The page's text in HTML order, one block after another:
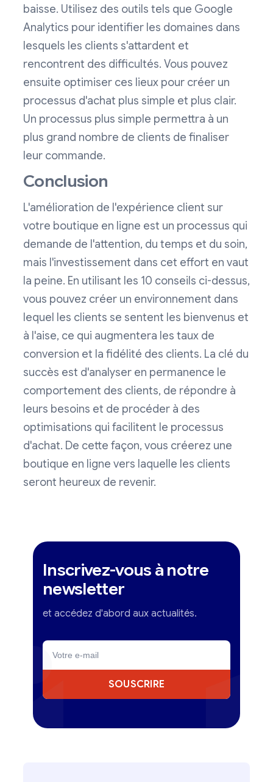
baisse. Utilisez des outils tels que Google
Analytics pour identifier les domaines dans
lesquels les clients s'attardent et
rencontrent des difficultés. Vous pouvez
ensuite optimiser ces lieux pour créer un
processus d'achat plus simple et plus clair.
Un processus plus simple permettra à un
plus grand nombre de clients de finaliser
leur commande.
Conclusion
L'amélioration de l'expérience client sur
votre boutique en ligne est un processus qui
demande de l'attention, du temps et du soin,
mais l'investissement dans cet effort en vaut
la peine. En utilisant les 10 conseils ci-dessus,
vous pouvez créer un environnement dans
lequel les clients se sentent les bienvenus et
à l'aise, ce qui augmentera les taux de
conversion et la fidélité des clients. La clé du
succès est d'analyser en permanence le
comportement des clients, de répondre à
leurs besoins et de procéder à des
optimisations qui facilitent le processus
d'achat. De cette façon, vous créerez une
boutique en ligne vers laquelle les clients
seront heureux de revenir.
Inscrivez-vous à notre
newsletter
et accédez d'abord aux actualités.
SOUSCRIRE